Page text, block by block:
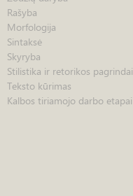
Rašyba
Morfologija
Sintaksė
Skyryba
Stilistika ir retorikos pagrindai
Teksto kūrimas
Kalbos tiriamojo darbo etapai